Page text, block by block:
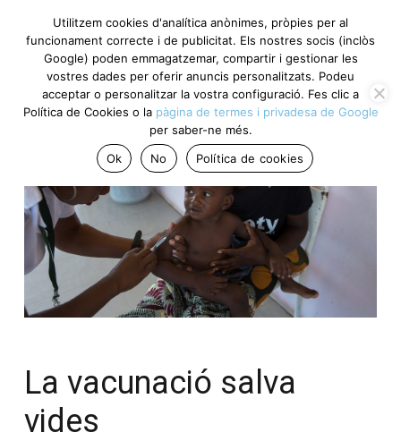
La vacunació salva
vides
Utilitzem cookies d'analítica anònimes, pròpies per al
funcionament correcte i de publicitat. Els nostres socis (inclòs
Google) poden emmagatzemar, compartir i gestionar les
vostres dades per oferir anuncis personalitzats. Podeu
acceptar o personalitzar la vostra configuració. Fes clic a
Política de Cookies o la pàgina de termes i privadesa de Google
per saber-ne més.
Ok
No Política de cookies